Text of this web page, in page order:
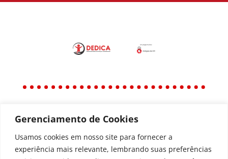
Gerenciamento de Cookies
Usamos cookies em nosso site para fornecer a
experiência mais relevante, lembrando suas preferências
Política
Política de Privacidade
Política de Acessibilidade